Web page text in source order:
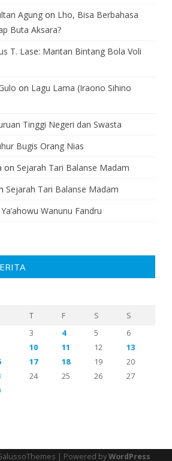
Agung on Lho, Bisa Berbahasa
Buta Aksara?
T. Lase: Mantan Bintang Bola Voli
on Lagu Lama (Iraono Sihino
Tinggi Negeri dan Swasta
Bugis Orang Nias
on Sejarah Tari Balanse Madam
Sejarah Tari Balanse Madam
Ya’ahowu Wanunu Fandru
T F S
S
3 4 5
6
10 11 12
13
17 18 19
20
24 25 26
27
| Powered byWordPress